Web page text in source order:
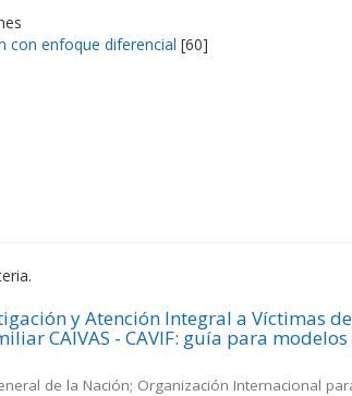
con enfoque diferencial [60]
y Atención Integral a Víctimas
CAIVAS - CAVIF: guía para
de la Nación; Organización Internacional